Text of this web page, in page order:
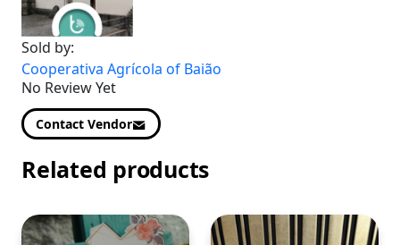
Sold by:
Cooperativa Agrícola of Baião
No Review Yet
Contact Vendor
Related products